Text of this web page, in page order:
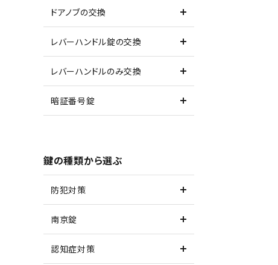
ドアノブの交換
レバーハンドル錠の交換
レバーハンドルのみ交換
暗証番号錠
鍵の種類から選ぶ
防犯対策
南京錠
認知症対策